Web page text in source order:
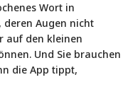
Wort in
Augen nicht
auf den kleinen
Und Sie brauchen
die App tippt,